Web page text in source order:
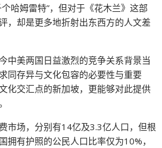
哈姆雷特”，但对于《花木兰》这部
，却是更多地折射出东西方的人文差
中美两国日益激烈的竞争关系背景当
同存异与文化包容的必要性与重要
化交汇点的新加坡，更能够对此提供
市场，分别有14亿及3.3亿人口，但根
拥有护照的公民人口比率仅为10%，